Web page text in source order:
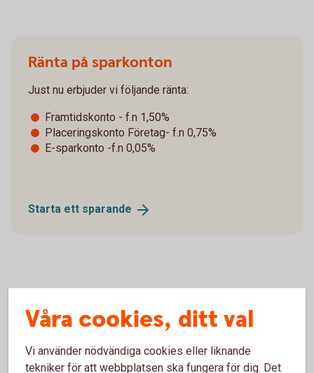
Ränta på sparkonton
Just nu erbjuder vi följande ränta:
Framtidskonto - f.n 1,50%
Placeringskonto Företag- f.n 0,75%
E-sparkonto -f.n 0,05%
Starta ett sparande
Nyheter
2026-04-28 10:00
Våra cookies, ditt val
Vi använder nödvändiga cookies eller liknande
tekniker för att webbplatsen ska fungera för dig. Det